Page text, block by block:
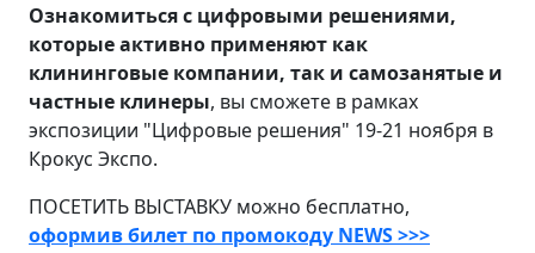
Ознакомиться с цифровыми решениями,
которые активно применяют как
клининговые компании, так и самозанятые и
частные клинеры, вы сможете в рамках
экспозиции "Цифровые решения" 19-21 ноября в
Крокус Экспо.
ПОСЕТИТЬ ВЫСТАВКУ можно бесплатно,
оформив билет по промокоду NEWS >>>